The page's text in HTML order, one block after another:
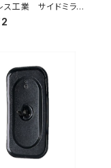
ス工業 サイドミラー/
ラー ダイハツ ハイ
ーゴ 右 06年～ DI-